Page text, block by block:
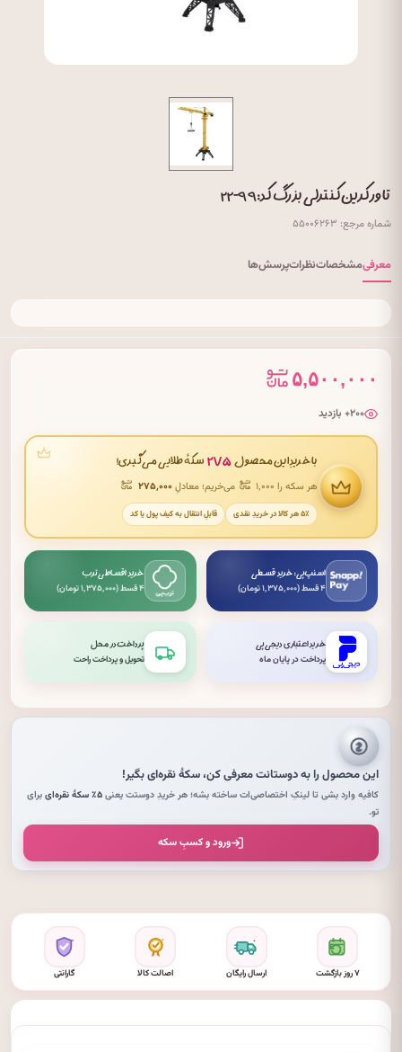
تاور کرین کنترلی بزرگ کد: ۹۹-۲۲
شماره مرجع: ۵۵۰۰۶۲۶۳
معرفیمشخصاتنظراتپرسش‌ها
۵,۵۰۰,۰۰۰
۲۰۰+ بازدید
با خریدِ این محصول ۲۷۵ سکهٔ طلایی می‌گیری!
هر سکه را ۱٬۰۰۰ می‌خریم؛ معادلِ۲۷۵٬۰۰۰
۵٪ هر کالا در خریدِ نقدی قابلِ انتقال به کیف پول یا کد
اسنپ‌پی: خرید قسطی
۴ قسط (۱٬۳۷۵٬۰۰۰ تومان)
خرید اقساطی ترب
۴ قسط (۱٬۳۷۵٬۰۰۰ تومان)
خرید اعتباری دیجی‌پی
پرداخت در پایان ماه
پرداخت در محل
تحویل و پرداخت راحت
این محصول را به دوستانت معرفی کن،سکهٔ نقره‌ایبگیر!
کافیه وارد بشی تا لینکِ اختصاصی‌ات ساخته بشه؛ هر خریدِ دوستت یعنی۵٪ سکهٔ نقره‌ای
برای
تو.
ورود و کسبِ سکه
۷ روز بازگشت ارسال رایگان اصالت کالا گارانتی